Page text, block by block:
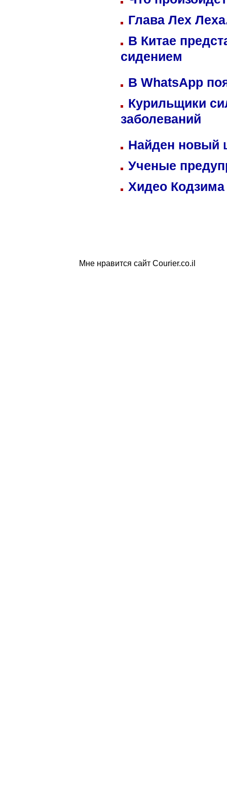
Глава Лех
В Китае
сидением
В WhatsApp
Курильщики
заболеваний
Найден
Ученые
Хидео
Мне нравится сайт Courier.co.il